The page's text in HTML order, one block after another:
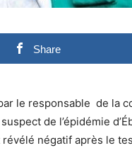
Share
le responsable de la
de l’épidémie
révélé négatif après le